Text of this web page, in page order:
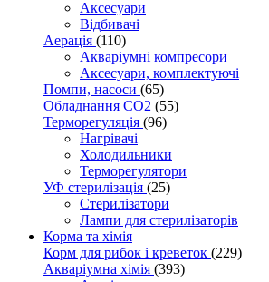
Аксесуари
Відбивачі
Аерація (110)
Акваріумні компресори
Аксесуари, комплектуючі
Помпи, насоси (65)
Обладнання CO2 (55)
Терморегуляція (96)
Нагрівачі
Холодильники
Терморегулятори
УФ стерилізація (25)
Стерилізатори
Лампи для стерилізаторів
Корма та хімія
Корм для рибок і креветок (229)
Акваріумна хімія (393)